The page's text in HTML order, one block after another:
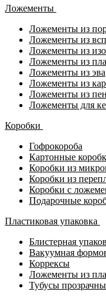
Ложементы
Ложементы из
Ложементы из
Ложементы из
Ложементы из
Ложементы из эва
Ложементы из
Ложементы из
Ложементы для
Коробки
Гофрокороба
Картонные
Коробки из
Коробки из
Коробки с
Подарочные
Пластиковая упаковка
Блистерная
Вакуумная
Коррексы
Ложементы из
Тубусы